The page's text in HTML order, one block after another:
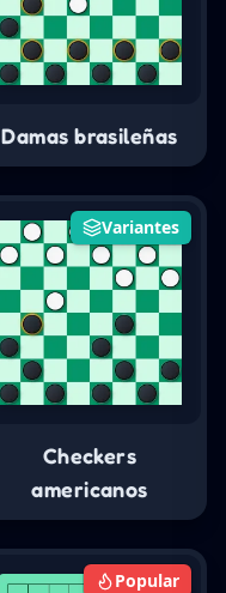
Damas brasileñas
Variantes
Checkers
americanos
Popular